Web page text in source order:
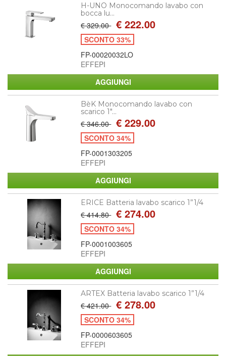
H-UNO Monocomando lavabo con
bocca lu...
€ 329.00 € 222.00
SCONTO 33%
FP-00020032LO
EFFEPI
BèK Monocomando lavabo con
scarico 1"...
€ 346.00 € 229.00
SCONTO 34%
FP-0001303205
EFFEPI
ERICE Batteria lavabo scarico 1”1/4
€ 414.80 € 274.00
SCONTO 34%
FP-0001003605
EFFEPI
ARTEX Batteria lavabo scarico 1”1/4
€ 421.00 € 278.00
SCONTO 34%
FP-0000603605
EFFEPI